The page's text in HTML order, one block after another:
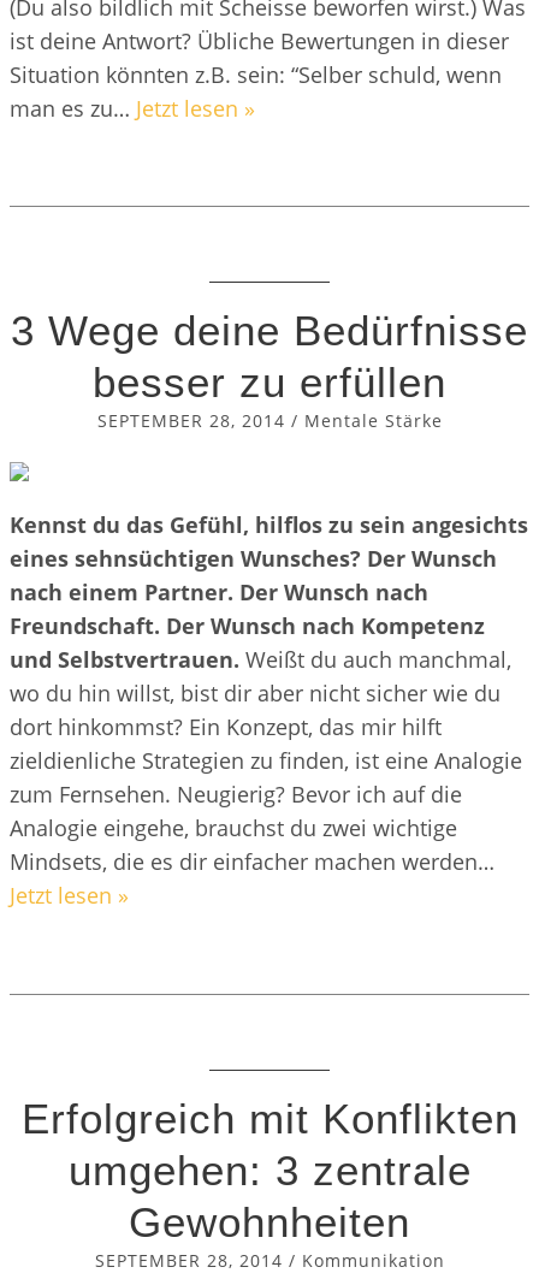
(Du also bildlich mit Scheisse beworfen wirst.) Was
ist deine Antwort? Übliche Bewertungen in dieser
Situation könnten z.B. sein: “Selber schuld, wenn
man es zu… Jetzt lesen »
3 Wege deine Bedürfnisse
besser zu erfüllen
SEPTEMBER 28, 2014 / Mentale Stärke
Kennst du das Gefühl, hilflos zu sein angesichts
eines sehnsüchtigen Wunsches? Der Wunsch
nach einem Partner. Der Wunsch nach
Freundschaft. Der Wunsch nach Kompetenz
und Selbstvertrauen. Weißt du auch manchmal,
wo du hin willst, bist dir aber nicht sicher wie du
dort hinkommst? Ein Konzept, das mir hilft
zieldienliche Strategien zu finden, ist eine Analogie
zum Fernsehen. Neugierig? Bevor ich auf die
Analogie eingehe, brauchst du zwei wichtige
Mindsets, die es dir einfacher machen werden…
Jetzt lesen »
Erfolgreich mit Konflikten
umgehen: 3 zentrale
Gewohnheiten
SEPTEMBER 28, 2014 / Kommunikation